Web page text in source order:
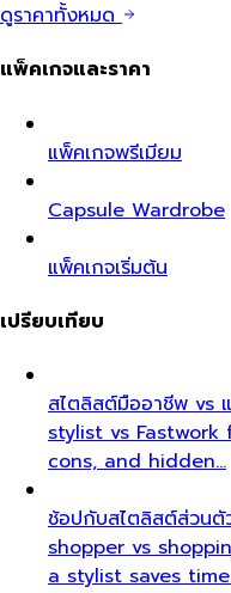
ดูราคาทั้งหมด
แพ็คเกจและราคา
แพ็คเกจพรีเมียม
Capsule Wardrobe
แพ็คเกจเริ่มต้น
เปรียบเทียบ
สไตลิสต์มืออาชีพ vs
stylist vs
cons, and hidden…
ช้อปกับสไตลิสต์ส่วน
shopper vs
a stylist saves